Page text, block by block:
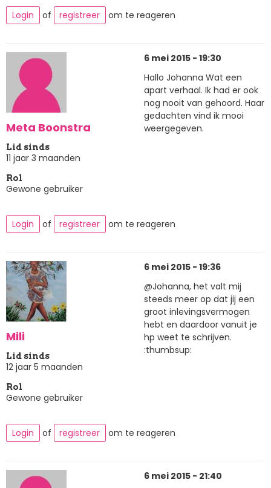
Login
of registreer om te reageren
Meta Boonstra
Lid sinds
11 jaar 3 maanden
Rol
Gewone gebruiker
6 mei 2015 - 19:30
Hallo Johanna Wat een
apart verhaal. Ik had er ook
nog nooit van gehoord. Haar
gedachten vind ik mooi
weergegeven.
Login of registreer om te reageren
Mili
Lid sinds
12 jaar 5 maanden
Rol
Gewone gebruiker
6 mei 2015 - 19:36
@Johanna, het valt mij
steeds meer op dat jij een
groot inlevingsvermogen
hebt en daardoor vanuit je
hp weet te schrijven.
:thumbsup:
Login of registreer om te reageren
6 mei 2015 - 21:40